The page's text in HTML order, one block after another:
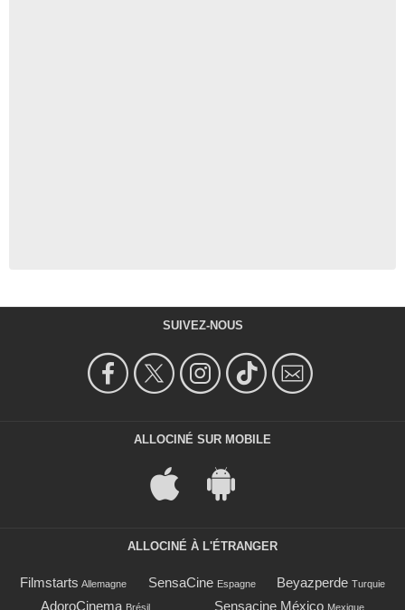
SUIVEZ-NOUS
ALLOCINÉ SUR MOBILE
ALLOCINÉ À L'ÉTRANGER
Filmstarts Allemagne SensaCine Espagne Beyazperde Turquie
AdoroCinema Brésil Sensacine México Mexique